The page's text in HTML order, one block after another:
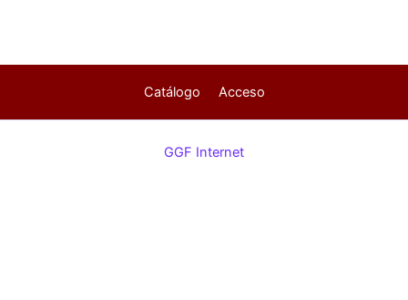
Catálogo Acceso
GGF Internet